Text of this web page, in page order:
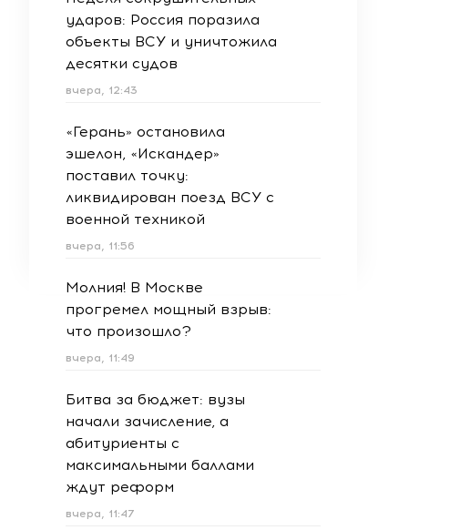
ударов: Россия поразила
объекты ВСУ и уничтожила
десятки судов
вчера, 12:43
«Герань» остановила
эшелон, «Искандер»
поставил точку:
ликвидирован поезд ВСУ с
военной техникой
вчера, 11:56
Молния! В Москве
прогремел мощный взрыв:
что произошло?
вчера, 11:49
Битва за бюджет: вузы
начали зачисление, а
абитуриенты с
максимальными баллами
ждут реформ
вчера, 11:47